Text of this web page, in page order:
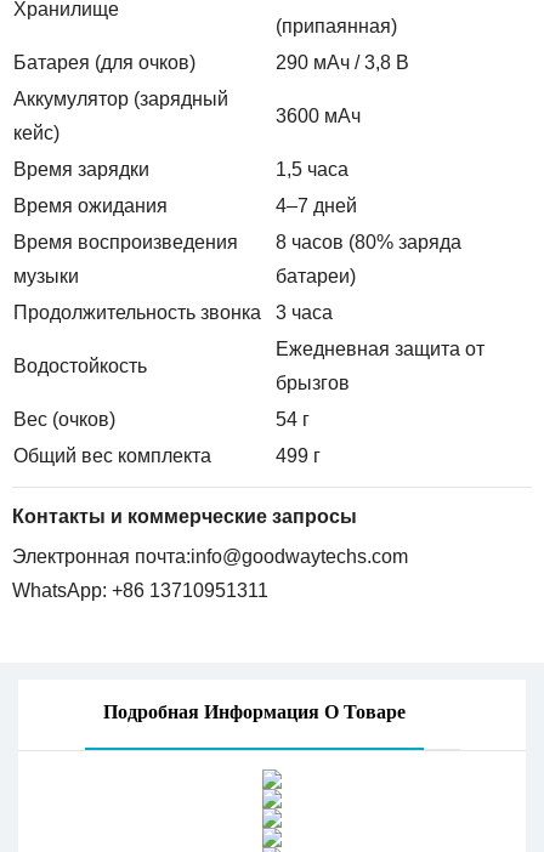
Хранилище
(припаянная)
Батарея (для очков)
290 мАч / 3,8 В
Аккумулятор (зарядный
кейс)
3600 мАч
Время зарядки
1,5 часа
Время ожидания
4–7 дней
Время воспроизведения
музыки
8 часов (80% заряда
батареи)
Продолжительность звонка
3 часа
Водостойкость
Ежедневная защита от
брызгов
Вес (очков)
54 г
Общий вес комплекта
499 г
Контакты и коммерческие запросы
Электронная почта:info@goodwaytechs.com
WhatsApp: +86 13710951311
Подробная Информация О Товаре